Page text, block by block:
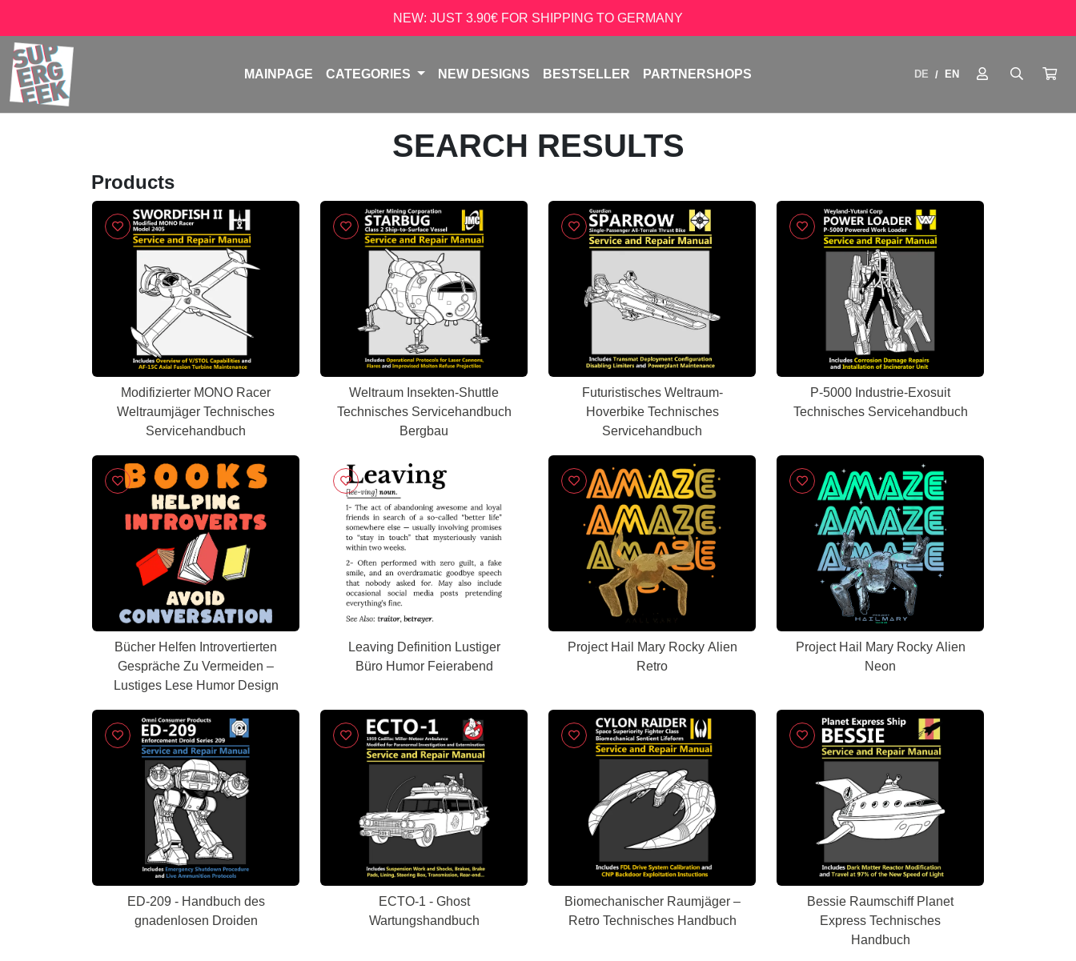
NEW: JUST 3.90€ FOR SHIPPING TO GERMANY
MAINPAGE CATEGORIES NEW DESIGNS BESTSELLER PARTNERSHOPS DE / EN
SEARCH RESULTS
Products
Modifizierter MONO Racer
Weltraumjäger Technisches
Servicehandbuch
Weltraum Insekten-Shuttle
Technisches Servicehandbuch
Bergbau
Futuristisches Weltraum-
Hoverbike Technisches
Servicehandbuch
P-5000 Industrie-Exosuit
Technisches Servicehandbuch
Bücher Helfen Introvertierten
Gespräche Zu Vermeiden –
Lustiges Lese Humor Design
Leaving Definition Lustiger
Büro Humor Feierabend
Project Hail Mary Rocky Alien
Retro
Project Hail Mary Rocky Alien
Neon
ED-209 - Handbuch des
gnadenlosen Droiden
ECTO-1 - Ghost
Wartungshandbuch
Biomechanischer Raumjäger –
Retro Technisches Handbuch
Bessie Raumschiff Planet
Express Technisches
Handbuch